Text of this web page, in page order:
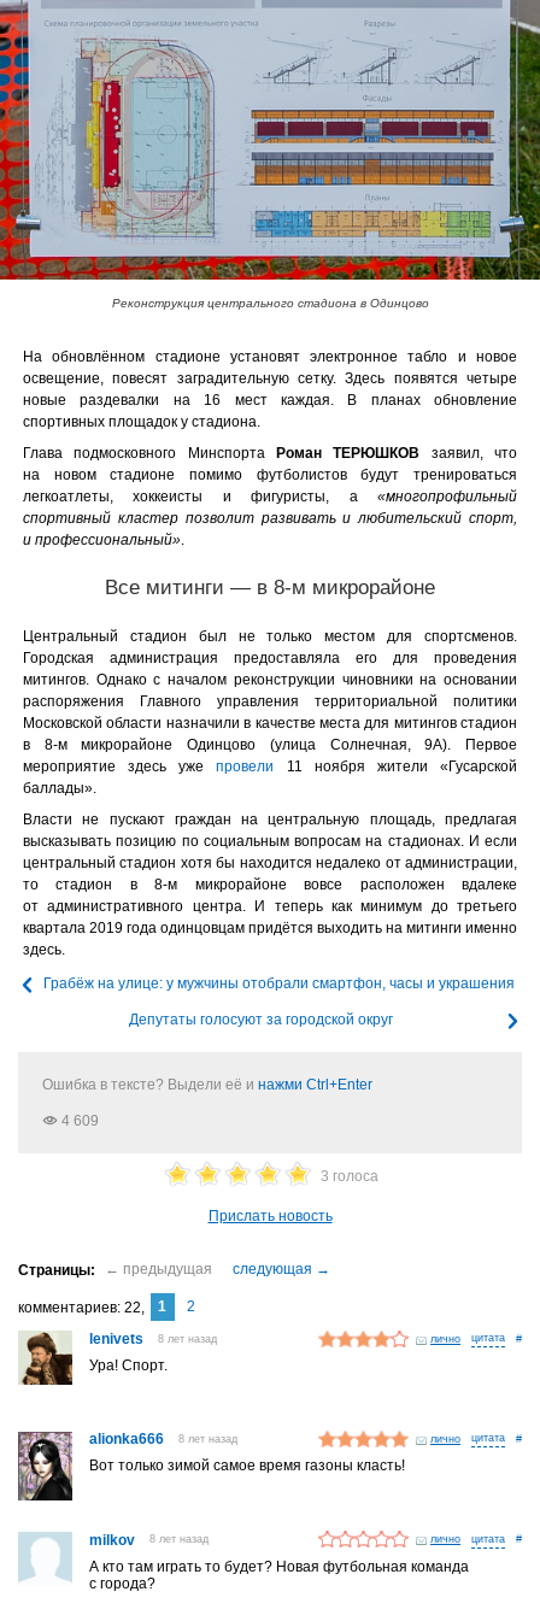
Реконструкция центрального стадиона в Одинцово
На обновлённом стадионе установят электронное табло и новое
освещение, повесят заградительную сетку. Здесь появятся четыре
новые раздевалки на 16 мест каждая. В планах обновление
спортивных площадок у стадиона.
Глава подмосковного Минспорта
Роман ТЕРЮШКОВ заявил, что
на новом стадионе помимо футболистов будут тренироваться
легкоатлеты, хоккеисты и фигуристы, а «многопрофильный
спортивный кластер позволит развивать и любительский спорт,
и профессиональный».
Все митинги — в 8-м микрорайоне
Центральный стадион был не только местом для спортсменов.
Городская администрация предоставляла его для проведения
митингов. Однако с началом реконструкции чиновники на основании
распоряжения Главного управления территориальной политики
Московской области назначили в качестве места для митингов стадион
в 8-м микрорайоне Одинцово (улица Солнечная, 9А). Первое
мероприятие здесь ужепровели
11 ноября жители «Гусарской
баллады».
Власти не пускают граждан на центральную площадь, предлагая
высказывать позицию по социальным вопросам на стадионах. И если
центральный стадион хотя бы находится недалеко от администрации,
то стадион в 8-м микрорайоне вовсе расположен вдалеке
от административного центра. И теперь как минимум до третьего
квартала 2019 года одинцовцам придётся выходить на митинги именно
здесь.
Грабёж на улице: у мужчины отобрали смартфон, часы и украшения
Депутаты голосуют за городской округ
Ошибка в тексте? Выдели её и нажми Ctrl+Enter
4 609
3 голоса
Прислать новость
комментариев 22 1
2
lenivets
8 лет назад лично #
Ура! Спорт.
alionka666 8 лет назад лично #
Вот только зимой самое время газоны класть!
milkov 8 лет назад лично #
А кто там играть то будет? Новая футбольная команда
с города?